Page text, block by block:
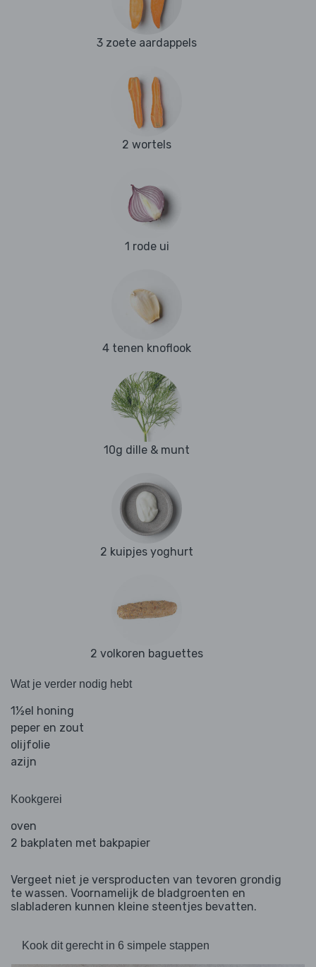
3 zoete aardappels
2 wortels
1 rode ui
4 tenen knoflook
10g dille & munt
2 kuipjes yoghurt
2 volkoren baguettes
Wat je verder nodig hebt
1½el honing
peper en zout
olijfolie
azijn
Kookgerei
oven
2 bakplaten met bakpapier
Vergeet niet je versproducten van tevoren grondig
te wassen. Voornamelijk de bladgroenten en
slabladeren kunnen kleine steentjes bevatten.
Kook dit gerecht in 6 simpele stappen